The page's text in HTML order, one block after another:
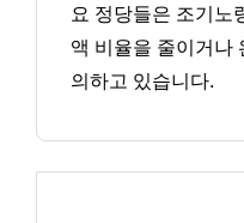
요 정당들은 조기노
액 비율을 줄이거나
의하고 있습니다.